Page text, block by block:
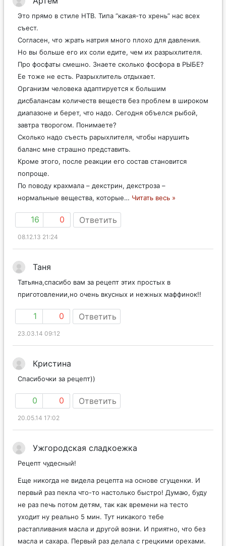
Это прямо в стиле НТВ. Типа “какая-то хрень” нас всех
съест.
Согласен, что жрать натрия много плохо для давления.
Но вы больше его их соли едите, чем их разрыхлителя.
Про фосфаты смешно. Знаете сколько фосфора в РЫБЕ?
Ее тоже не есть. Разрыхлитель отдыхает.
Организм человека адаптируется к большим
дисбалансам количеств веществ без проблем в широком
диапазоне и берет, что надо. Сегодня объелся рыбой,
завтра творогом. Понимаете?
Сколько надо съесть рарыхлителя, чтобы нарушить
баланс мне страшно представить.
Кроме этого, после реакции его состав становится
попроще.
По поводу крахмала – декстрин, декстроза –
нормальные вещества, которые… Читать весь »
16 0 Ответить
08.12.13 21:24
Таня
Татьяна,спасибо вам за рецепт этих простых в
приготовлении,но очень вкусных и нежных маффинок!!
1 0 Ответить
23.03.14 09:12
Кристина
Спасибочки за рецепт))
0 0 Ответить
20.05.14 17:02
Ужгородская сладкоежка
Рецепт чудесный!
Еще никогда не видела рецепта на основе сгущенки. И
первый раз пекла что-то настолько быстро! Думаю, буду
не раз печь потом детям, так как времени на тесто
уходит ну реально 5 мин. Тут никакого тебе
растапливания масла и другой возни. И приятно, что без
масла и сахара. Первый раз делала с грецкими орехами.